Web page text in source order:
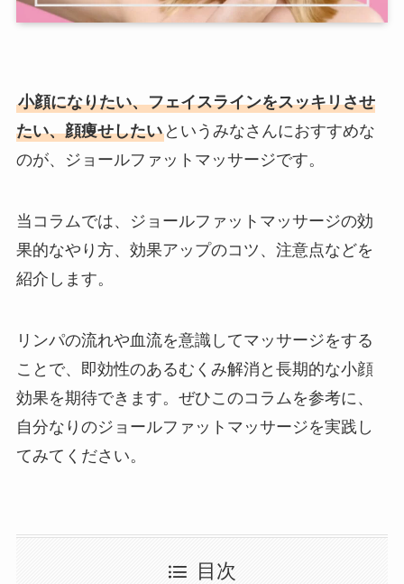
小顔になりたい、フェイスラインをスッキリさせ
たい、顔痩せしたいというみなさんにおすすめな
のが、ジョールファットマッサージです。
当コラムでは、ジョールファットマッサージの効
果的なやり方、効果アップのコツ、注意点などを
紹介します。
リンパの流れや血流を意識してマッサージをする
ことで、即効性のあるむくみ解消と長期的な小顔
効果を期待できます。ぜひこのコラムを参考に、
自分なりのジョールファットマッサージを実践し
てみてください。
目次